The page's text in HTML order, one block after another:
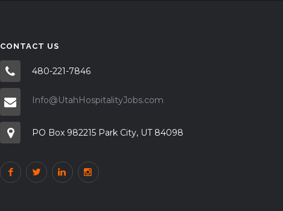
CONTACT US
480-221-7846
Info@UtahHospitalityJobs.com
PO Box 982215 Park City, UT 84098